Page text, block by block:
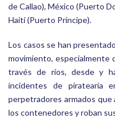
de Callao), México (Puerto
Haití (Puerto Príncipe).
Los casos se han
movimiento, especialmente
través de ríos, desde y
incidentes de piratearía
perpetradores armados que
los contenedores y roban